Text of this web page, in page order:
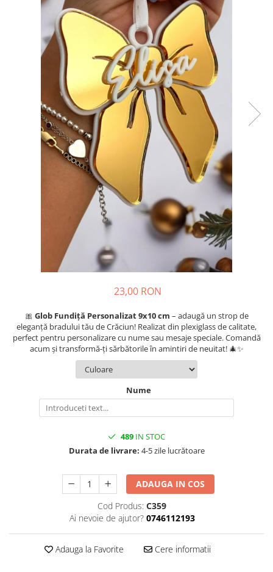
23,00 RON
🎀 Glob Fundiță Personalizat 9x10 cm – adaugă un strop de
eleganță bradului tău de Crăciun! Realizat din plexiglass de calitate,
perfect pentru personalizare cu nume sau mesaje speciale. Comandă
acum și transformă-ți sărbătorile în amintiri de neuitat! 🎄✨
Nume
489 IN STOC
Durata de livrare: 4-5 zile lucrătoare
ADAUGA IN COS
Cod Produs: C359
Ai nevoie de ajutor? 0746112193
Adauga la Favorite Cere informatii